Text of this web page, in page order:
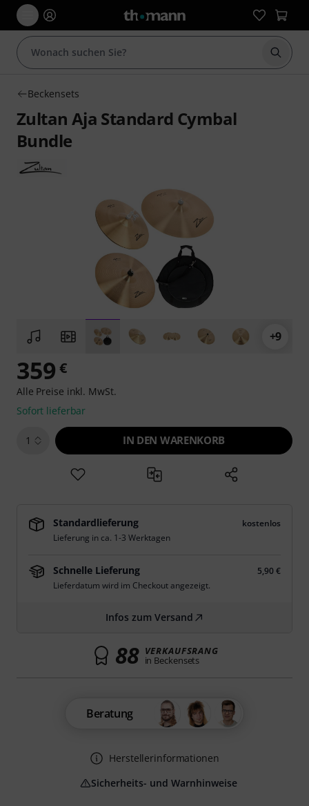
Suche
Beckensets
Zultan Aja Standard Cymbal
Bundle
+9
359 €
Alle Preise inkl. MwSt.
Sofort lieferbar
1 IN DEN WARENKORB
Standardlieferung
kostenlos
Lieferung in ca. 1-3 Werktagen
Schnelle Lieferung
5,90 €
Lieferdatum wird im Checkout angezeigt.
Infos zum Versand
88 VERKAUFSRANG
in Beckensets
Beratung
Herstellerinformationen
Sicherheits- und Warnhinweise